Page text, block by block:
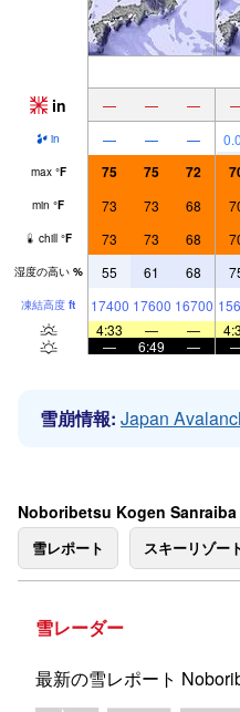
in — — —
in — — —
max °F 75 75 72
min °F 73 73 68
chill °F 73 73 68
湿度の高い % 55 61 68
凍結高度 ft 17400 17600 16700
4:33
— —
—
6:49 —
雪崩情報: Japan
Noboribetsu Kogen Sanraiba
雪レポート スキーリゾー
雪レーダー
最新の雪レポート